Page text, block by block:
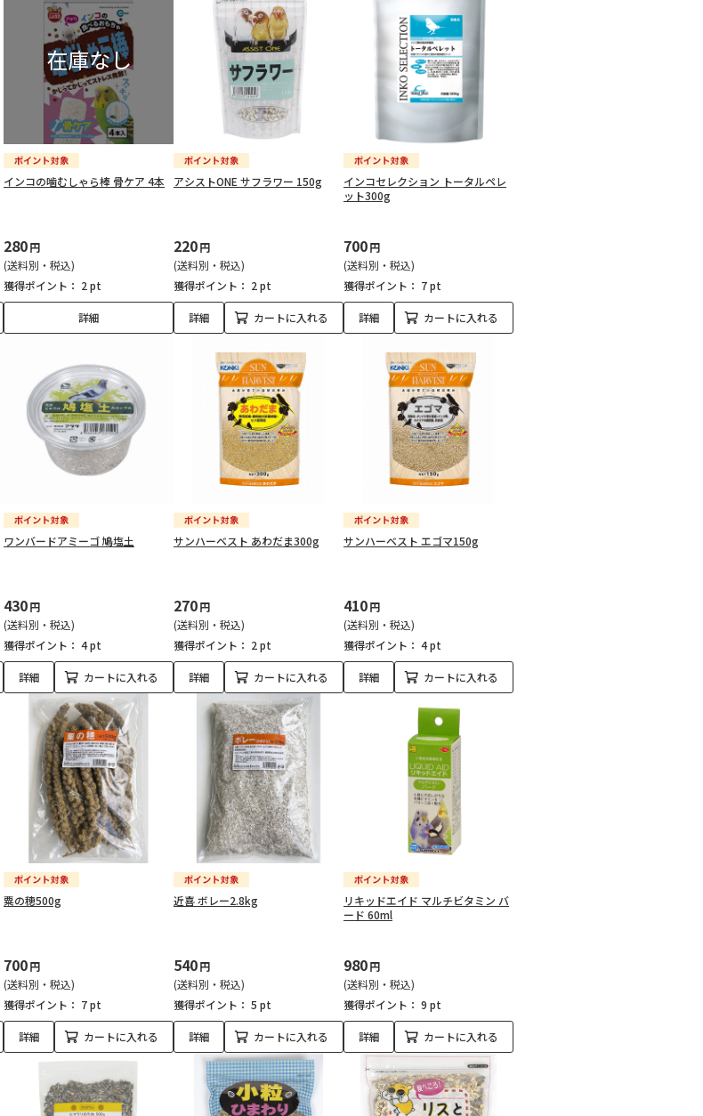
インコの噛むしゃら棒 骨ケア 4本
280円
(送料別・税込)
獲得ポイント： 2 pt
詳細
アシストONE サフラワー 150g
220円
(送料別・税込)
獲得ポイント： 2 pt
詳細 カートに入れる
インコセレクション トータルペレ
ット300g
700円
(送料別・税込)
獲得ポイント： 7 pt
詳細 カートに入れる
ワンバードアミーゴ 鳩塩土
430円
(送料別・税込)
獲得ポイント： 4 pt
詳細 カートに入れる
サンハーベスト あわだま300g
270円
(送料別・税込)
獲得ポイント： 2 pt
詳細 カートに入れる
サンハーベスト エゴマ150g
410円
(送料別・税込)
獲得ポイント： 4 pt
詳細 カートに入れる
粟の穂500g
700円
(送料別・税込)
獲得ポイント： 7 pt
詳細 カートに入れる
近喜 ボレー2.8kg
540円
(送料別・税込)
獲得ポイント： 5 pt
詳細 カートに入れる
リキッドエイド マルチビタミン バ
ード 60ml
980円
(送料別・税込)
獲得ポイント： 9 pt
詳細 カートに入れる